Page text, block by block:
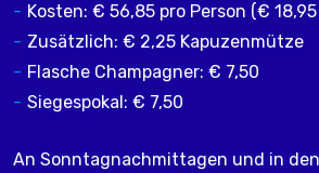
Kosten: € 56,85 pro Person (€
Zusätzlich: € 2,25 Kapuzenmütze
Flasche Champagner: € 7,50
Siegespokal: € 7,50
An Sonntagnachmittagen und in